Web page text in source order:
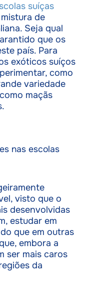
suíças
de
Seja qual
que os
país. Para
exóticos suíços
como
variedade
maçãs
nas escolas
visto que o
desenvolvidas
estudar em
que em outras
embora a
ser mais caros
da